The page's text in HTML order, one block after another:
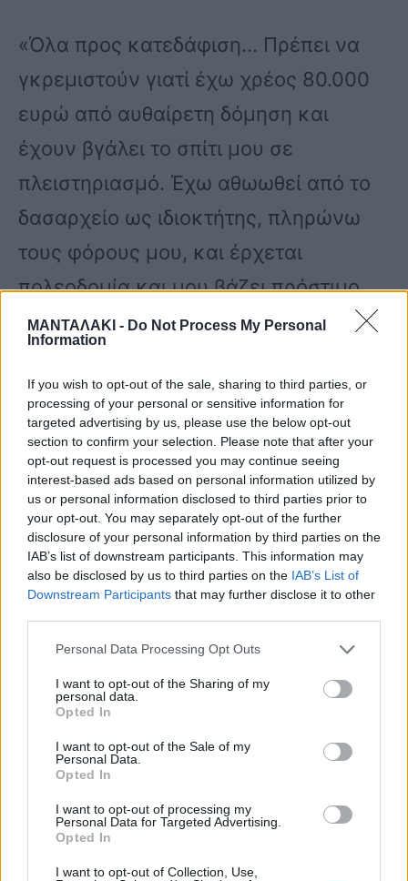
ΜΑΝΤΑΛΑΚΙ - Do Not Process My Personal
Information
If you wish to opt-out of the sale, sharing to third parties, or
processing of your personal or sensitive information for
targeted advertising by us, please use the below opt-out
section to confirm your selection. Please note that after your
opt-out request is processed you may continue seeing
interest-based ads based on personal information utilized by
us or personal information disclosed to third parties prior to
your opt-out. You may separately opt-out of the further
disclosure of your personal information by third parties on the
IAB’s list of downstream participants. This information may
also be disclosed by us to third parties on the IAB’s List of
Downstream Participants that may further disclose it to other
Personal Data Processing Opt Outs
I want to opt-out of the Sharing of my
personal data.
Opted In
I want to opt-out of the Sale of my
Personal Data.
Opted In
I want to opt-out of processing my
Personal Data for Targeted Advertising.
Opted In
I want to opt-out of Collection, Use,
«Όλα προς κατεδάφιση… Πρέπει να
γκρεμιστούν γιατί έχω χρέος 80.000
ευρώ από αυθαίρετη δόμηση και
έχουν βγάλει το σπίτι μου σε
πλειστηριασμό. Έχω αθωωθεί από το
δασαρχείο ως ιδιοκτήτης, πληρώνω
τους φόρους μου, και έρχεται
πολεοδομία και μου βάζει πρόστιμο
επειδή είπαν πως ήταν δάσος. Δεν
αντιμετωπίζουν σαν κλέφτη.
Μου έχουν φτάσει τα χρέη μέχρι εδώ.
Γκρεμίστε τα τώρα και δώστε μου
πίσω όσα έχω δώσει. Με
κοροϊδέψανε, έτρεχα στα δικαστήρια,
δεν έχω χρόνο, έχω το άγχος. Έχεις
ένα όνειρο και έγινε εφιάλτης. Είμαι
σε αδιέξοδο» ξέσπασε ο Σταμάτης
Γαρδέλης.
Δείτε το βίντεο – Όσα λέει ο
Σταμάτης Γαρδέλης για το
σπίτι του που έχει βγει σε